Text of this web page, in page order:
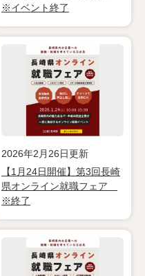
※イベント終了
2026年2月26日更新
【1月24日開催】第3回長崎
県オンライン就職フェア
※終了